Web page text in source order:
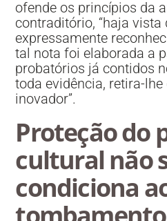
ofende os princípios da
contraditório, “haja vista
expressamente
tal nota foi elaborada a
probatórios já contidos
toda evidência, retira-
inovador”.
Proteção do
cultural não
condiciona